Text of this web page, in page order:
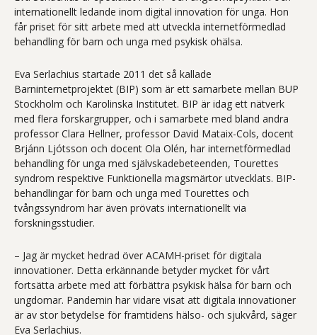
internationellt ledande inom digital innovation för unga. Hon
får priset för sitt arbete med att utveckla internetförmedlad
behandling för barn och unga med psykisk ohälsa.
Eva Serlachius startade 2011 det så kallade
Barninternetprojektet (BIP) som är ett samarbete mellan BUP
Stockholm och Karolinska Institutet. BIP är idag ett nätverk
med flera forskargrupper, och i samarbete med bland andra
professor Clara Hellner, professor David Mataix-Cols, docent
Brjánn Ljótsson och docent Ola Olén, har internetförmedlad
behandling för unga med självskadebeteenden, Tourettes
syndrom respektive Funktionella magsmärtor utvecklats. BIP-
behandlingar för barn och unga med Tourettes och
tvångssyndrom har även prövats internationellt via
forskningsstudier.
– Jag är mycket hedrad över ACAMH-priset för digitala
innovationer. Detta erkännande betyder mycket för vårt
fortsätta arbete med att förbättra psykisk hälsa för barn och
ungdomar. Pandemin har vidare visat att digitala innovationer
är av stor betydelse för framtidens hälso- och sjukvård, säger
Eva Serlachius.